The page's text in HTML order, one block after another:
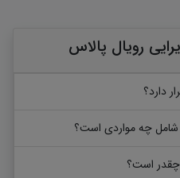
رویال پالاس
دارد؟
شامل چه مواردی است؟
چقدر است؟